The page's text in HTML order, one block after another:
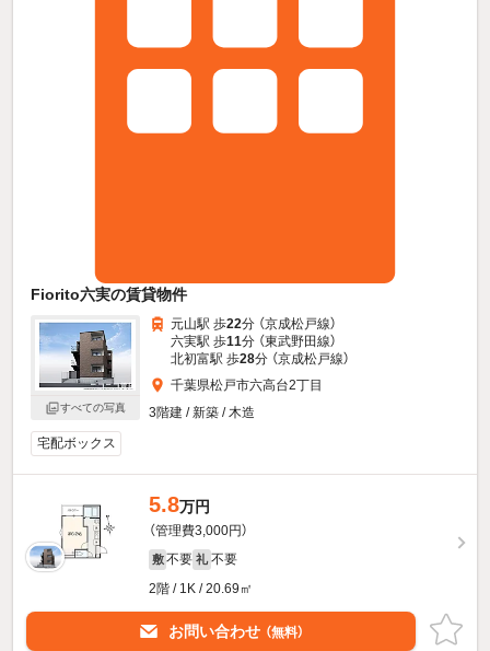
Fiorito六実の賃貸物件
すべての写真
元山駅 歩22分 （京成松戸線）
六実駅 歩11分 （東武野田線）
北初富駅 歩28分 （京成松戸線）
千葉県松戸市六高台2丁目
3階建 / 新築 / 木造
宅配ボックス
5.8万円
（管理費3,000円）
敷 不要 礼 不要
2階 / 1K / 20.69㎡
お問い合わせ （無料）